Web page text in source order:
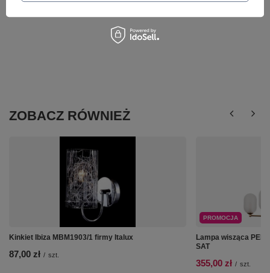
ZOBACZ RÓWNIEŻ
Kinkiet Ibiza MBM1903/1 firmy Italux
87,00 zł / szt.
PROMOCJA
Lampa wisząca
SAT
355,00 zł / szt.